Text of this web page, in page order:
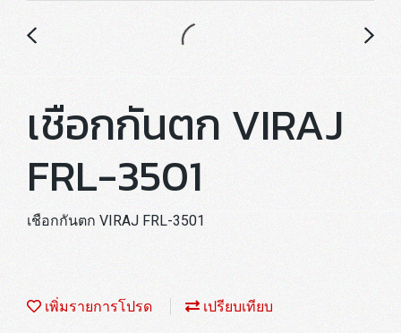
เชือกกันตก VIRAJ
FRL-3501
เชือกกันตก VIRAJ FRL-3501
เพิ่มรายการโปรด เปรียบเทียบ